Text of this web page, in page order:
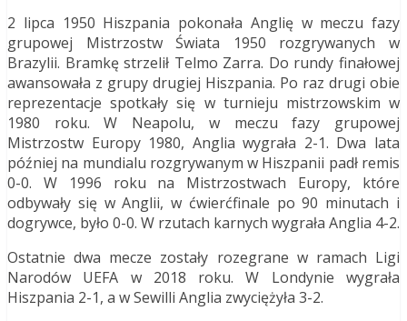
2 lipca 1950 Hiszpania pokonała Anglię w meczu fazy
grupowej Mistrzostw Świata 1950 rozgrywanych w
Brazylii. Bramkę strzelił Telmo Zarra. Do rundy finałowej
awansowała z grupy drugiej Hiszpania. Po raz drugi obie
reprezentacje spotkały się w turnieju mistrzowskim w
1980 roku. W Neapolu, w meczu fazy grupowej
Mistrzostw Europy 1980, Anglia wygrała 2-1. Dwa lata
później na mundialu rozgrywanym w Hiszpanii padł remis
0-0. W 1996 roku na Mistrzostwach Europy, które
odbywały się w Anglii, w ćwierćfinale po 90 minutach i
dogrywce, było 0-0. W rzutach karnych wygrała Anglia 4-2.
Ostatnie dwa mecze zostały rozegrane w ramach Ligi
Narodów UEFA w 2018 roku. W Londynie wygrała
Hiszpania 2-1, a w Sewilli Anglia zwyciężyła 3-2.